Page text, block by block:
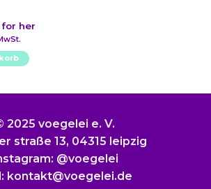
for her
2025 voegelei e. V.
straße 13, 04315 leipzig
@voegelei
kontakt@voegelei.de